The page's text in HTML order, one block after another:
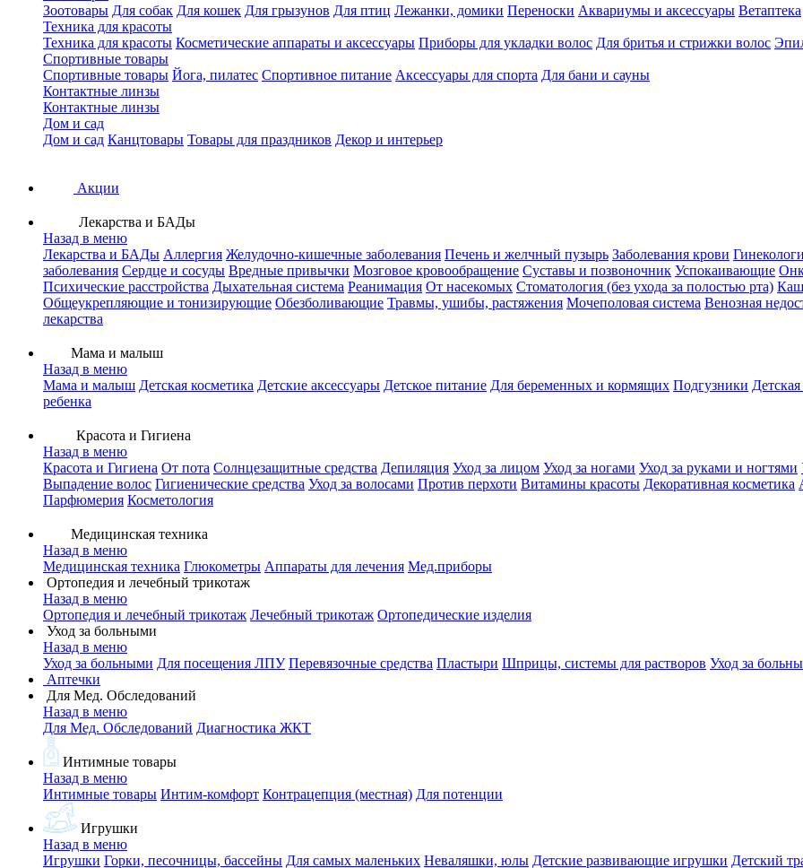
Зоотовары Для собак Для кошек Для грызунов Для птиц Лежанки, домики Переноски Аквариумы и аксессуары Ветаптека
Техника для красоты
Техника для красоты Косметические аппараты и аксессуары Приборы для укладки волос Для бритья и стрижки волос
Спортивные товары
Спортивные товары Йога, пилатес Спортивное питание Аксессуары для спорта Для бани и сауны
Контактные линзы
Контактные линзы
Дом и сад
Дом и сад Канцтовары Товары для праздников Декор и интерьер
Акции
Лекарства и БАДы
Назад в меню
Лекарства и БАДы Аллергия Желудочно-кишечные заболевания Печень и желчный пузырь Заболевания крови
заболевания Сердце и сосуды Вредные привычки Мозговое кровообращение Суставы и позвоночник Успокаивающие
Психические расстройства Дыхательная система Реанимация От насекомых Стоматология (без ухода за полостью рта)
Общеукрепляющие и тонизирующие Обезболивающие Травмы, ушибы, растяжения Мочеполовая система Венозная
лекарства
Мама и малыш
Назад в меню
Мама и малыш Детская косметика Детские аксессуары Детское питание Для беременных и кормящих Подгузники
ребенка
Красота и Гигиена
Назад в меню
Красота и Гигиена От пота Солнцезащитные средства Депиляция Уход за лицом Уход за ногами Уход за руками и ногтями
Выпадение волос Гигиенические средства Уход за волосами Против перхоти Витамины красоты Декоративная косметика
Парфюмерия Косметология
Медицинская техника
Назад в меню
Медицинская техника Глюкометры Аппараты для лечения Мед.приборы
Ортопедия и лечебный трикотаж
Назад в меню
Ортопедия и лечебный трикотаж Лечебный трикотаж Ортопедические изделия
Уход за больными
Назад в меню
Уход за больными Для посещения ЛПУ Перевязочные средства Пластыри Шприцы, системы для растворов Уход за
Аптечки
Для Мед. Обследований
Назад в меню
Для Мед. Обследований Диагностика ЖКТ
Интимные товары
Назад в меню
Интимные товары Интим-комфорт Контрацепция (местная) Для потенции
Игрушки
Назад в меню
Игрушки Горки, песочницы, бассейны Для самых маленьких Неваляшки, юлы Детские развивающие игрушки Детский